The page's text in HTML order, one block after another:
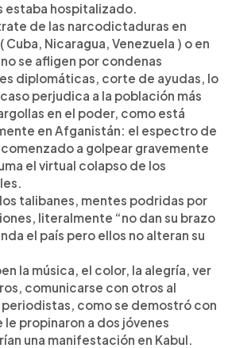
estaba hospitalizado.
de las narcodictaduras en
Nicaragua, Venezuela ) o en
se afligen por condenas
diplomáticas, corte de ayudas, lo
perjudica a la población más
en el poder, como está
en Afganistán: el espectro de
comenzado a golpear gravemente
el virtual colapso de los
talibanes, mentes podridas por
literalmente “no dan su brazo
el país pero ellos no alteran su
la música, el color, la alegría, ver
comunicarse con otros al
como se demostró con
propinaron a dos jóvenes
una manifestación en Kabul.